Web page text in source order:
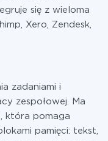
się z wieloma
Xero, Zendesk,
zadaniami i
zespołowej. Ma
która pomaga
pamięci: tekst,